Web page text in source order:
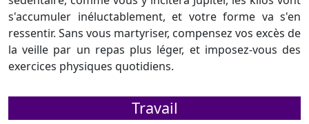
s'accumuler inéluctablement, et votre forme va s'en
ressentir. Sans vous martyriser, compensez vos excès de
la veille par un repas plus léger, et imposez-vous des
exercices physiques quotidiens.
Travail